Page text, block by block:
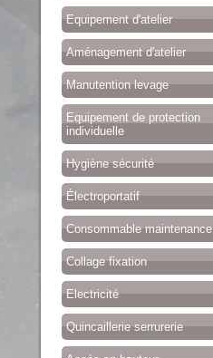
Equipement d'atelier
Aménagement d'atelier
Manutention levage
Equipement de protection
individuelle
Hygiène sécurité
Électroportatif
Consommable maintenance
Collage fixation
Electricité
Quincaillerie serrurerie